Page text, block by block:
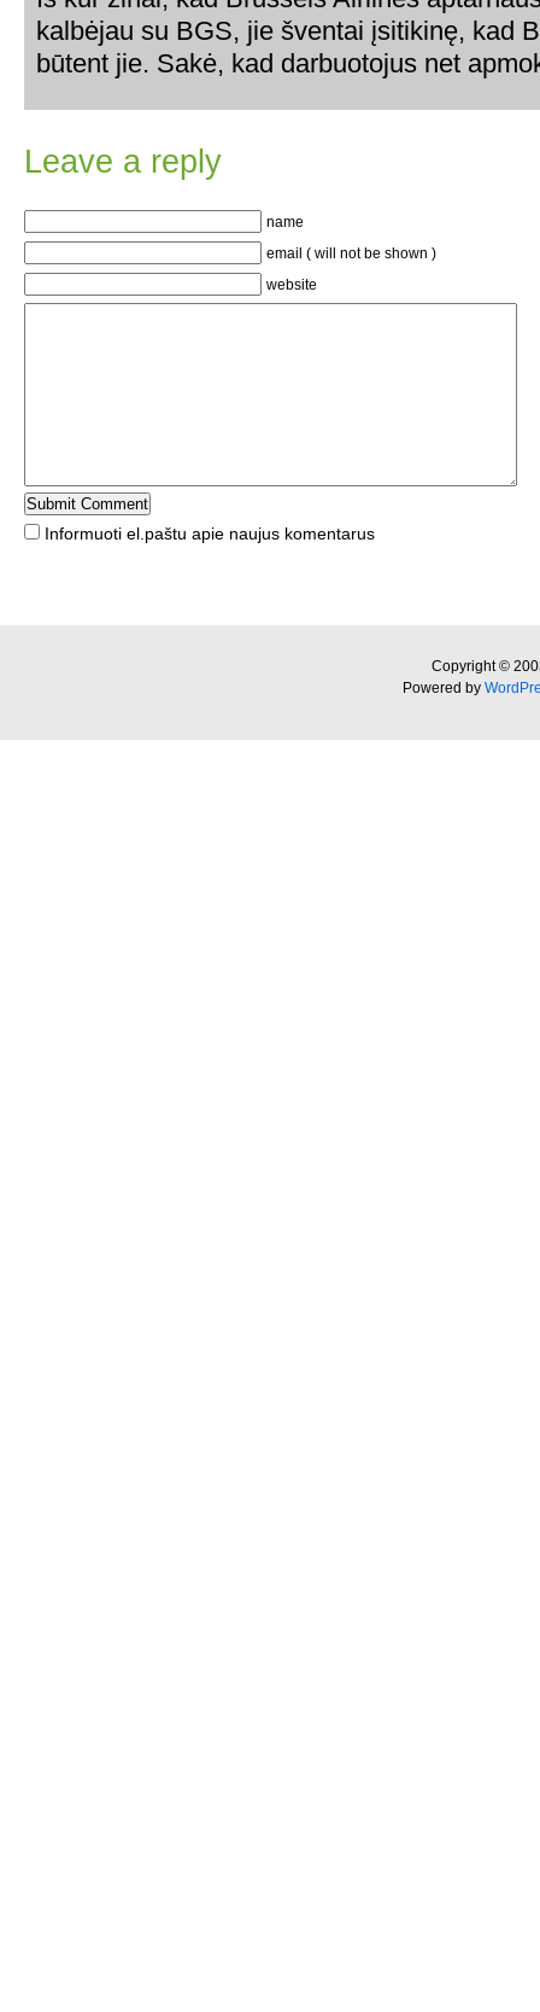
kalbėjau su BGS, jie šventai įsitikinę, kad
būtent jie. Sakė, kad darbuotojus net
Leave a reply
name
email ( will not be shown )
website
Informuoti el.paštu apie naujus komentarus
Copyright ©
Powered by